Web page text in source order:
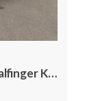
Iveco Daily 72-ELEC ELBIL Kranbil Palfinger Kran Fullutrustad